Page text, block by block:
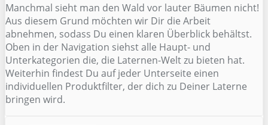
Manchmal sieht man den Wald vor lauter Bäumen nicht!
Aus diesem Grund möchten wir Dir die Arbeit
abnehmen, sodass Du einen klaren Überblick behältst.
Oben in der Navigation siehst alle Haupt- und
Unterkategorien die, die Laternen-Welt zu bieten hat.
Weiterhin findest Du auf jeder Unterseite einen
individuellen Produktfilter, der dich zu Deiner Laterne
bringen wird.